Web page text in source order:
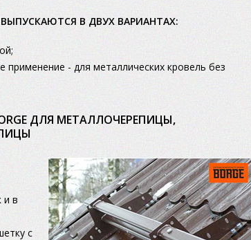
ВЫПУСКАЮТСЯ В ДВУХ ВАРИАНТАХ:
применение - для металлических кровель без
ДЛЯ МЕТАЛЛОЧЕРЕПИЦЫ,
и в
с